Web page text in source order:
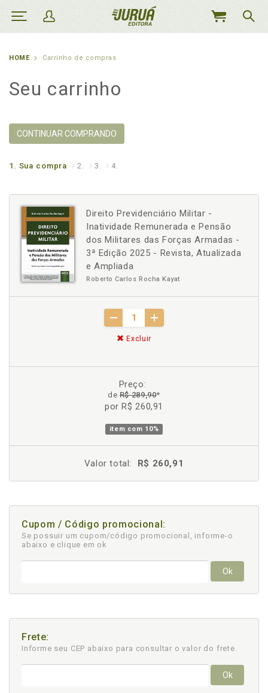
MEU
HOME Carrinho de compras
Seu carrinho
CONTINUAR COMPRANDO
1. Sua compra 2. 3. 4.
Direito Previdenciário Militar -
Inatividade Remunerada e Pensão
dos Militares das Forças Armadas -
3ª Edição 2025 - Revista, Atualizada
e Ampliada
Roberto Carlos Rocha Kayat
Excluir
Preço:
deR$ 289,90*
por R$ 260,91
item com 10%
Valor total: R$ 260,91
Cupom / Código promocional:
Se possuir um cupom/código promocional, informe-o
abaixo e clique em ok
Ok
Frete:
Informe seu CEP abaixo para consultar o valor do frete.
Ok